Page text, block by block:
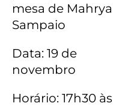
mesa de
Sampaio
Data: 19 de
novembro
Horário: 17h30 às